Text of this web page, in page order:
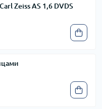
Zeiss AS 1,6 DVDS